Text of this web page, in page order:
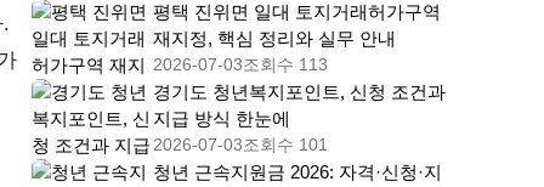
평택 진위면 일대 토지거래허가구역
재지정, 핵심 정리와 실무 안내
2026-07-03조회수 113
경기도 청년복지포인트, 신청 조건과
지급 방식 한눈에
2026-07-03조회수 101
청년 근속지원금 2026: 자격·신청·지